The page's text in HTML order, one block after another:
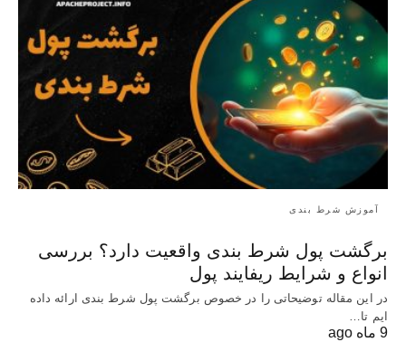
آموزش شرط بندی
برگشت پول شرط بندی واقعیت دارد؟ بررسی
انواع و شرایط ریفایند پول
در این مقاله توضیحاتی را در خصوص برگشت پول شرط بندی ارائه داده
ایم تا…
9 ماه ago